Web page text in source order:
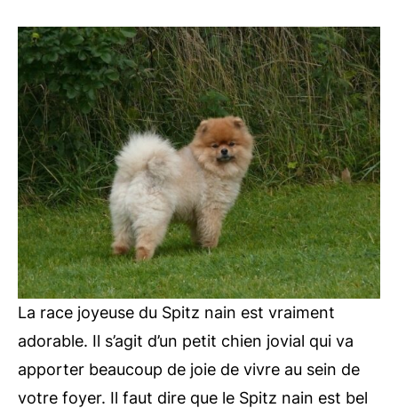
La race joyeuse du Spitz nain est vraiment
adorable. Il s’agit d’un petit chien jovial qui va
apporter beaucoup de joie de vivre au sein de
votre foyer. Il faut dire que le Spitz nain est bel